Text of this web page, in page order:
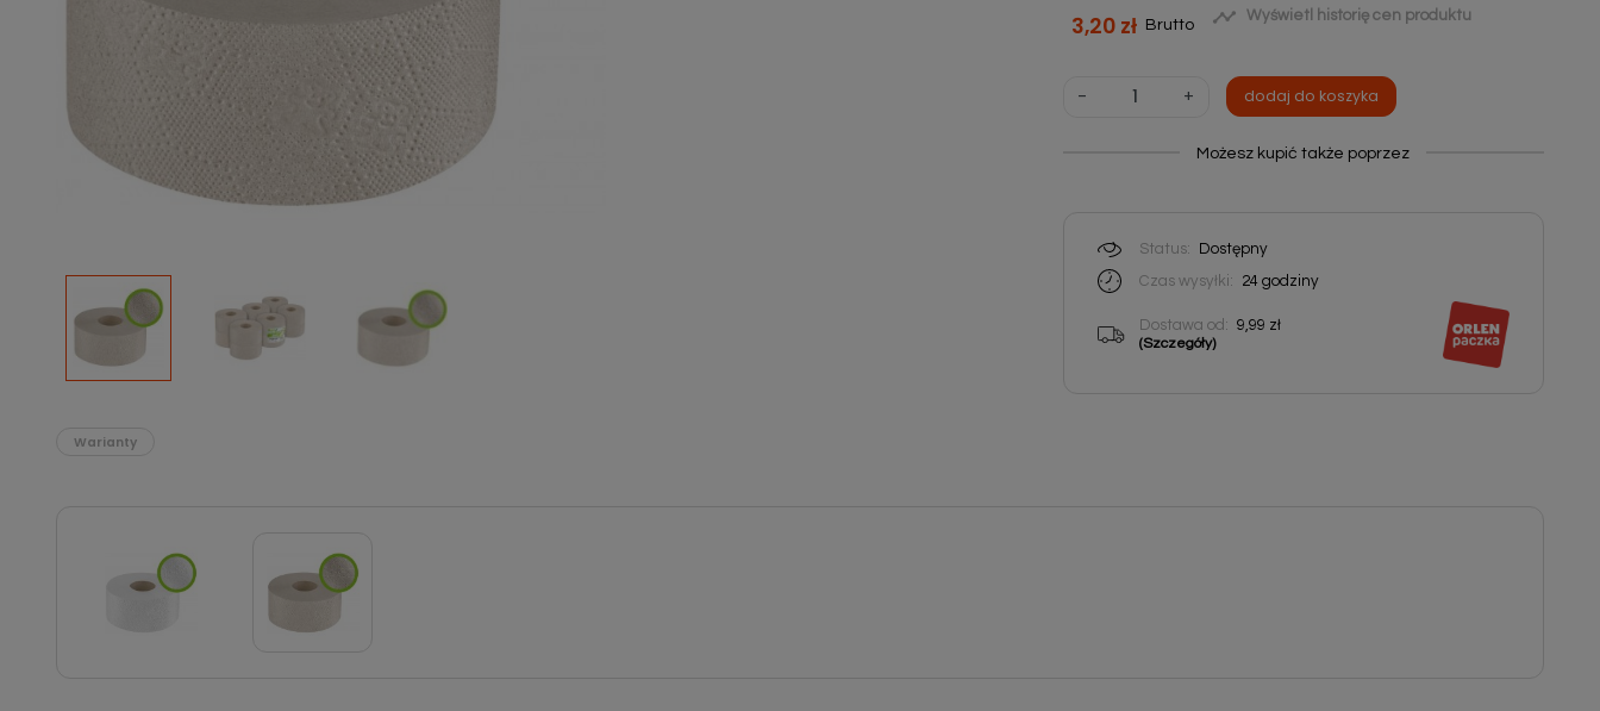
Środki ochrony roślin dla profesjonalistów
Zobacz wszystkie
3,20 zł Brutto  Wyświetl historię cen produktu
- + dodaj do koszyka
Możesz kupić także poprzez
Status:
Dostępny
Czas wysyłki:
24 godziny
Dostawa od: 9,99 zł
(Szczegóły)
Warianty